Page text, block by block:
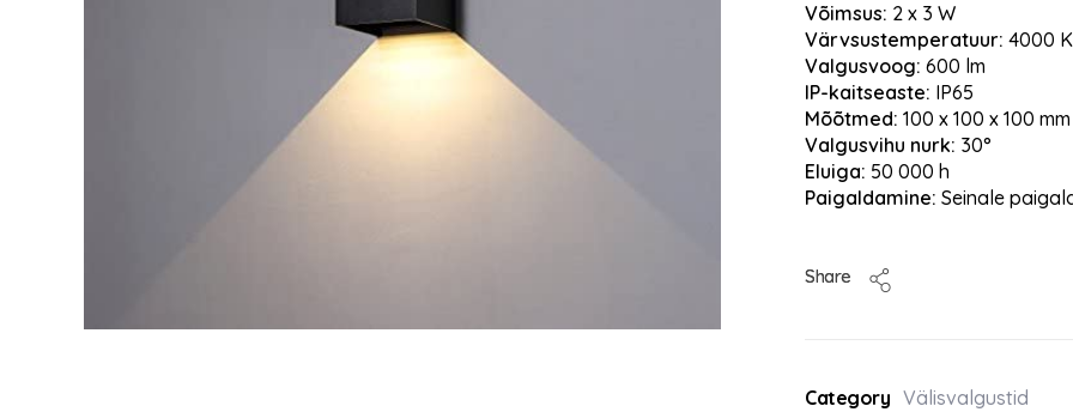
Võimsus: 2 x 3 W
Värvsustemperatuur: 4000 K
Valgusvoog: 600 lm
IP-kaitseaste: IP65
Mõõtmed: 100 x 100 x 100 mm
Valgusvihu nurk: 30°
Eluiga: 50 000 h
Paigaldamine: Seinale
Share
Category Välisvalgustid